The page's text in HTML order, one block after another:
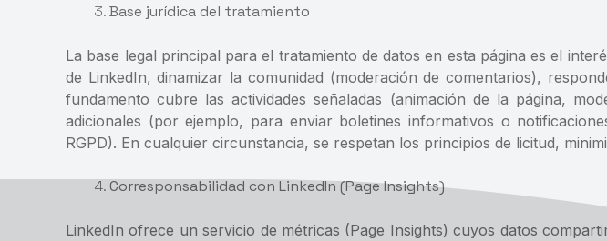
Base jurídica del tratamiento
La base legal principal para el tratamiento de datos en esta página es el
de LinkedIn, dinamizar la comunidad (moderación de comentarios),
fundamento cubre las actividades señaladas (animación de la página,
adicionales (por ejemplo, para enviar boletines informativos o
RGPD). En cualquier circunstancia, se respetan los principios de licitud,
Corresponsabilidad con LinkedIn (Page Insights)
LinkedIn ofrece un servicio de métricas (Page Insights) cuyos datos